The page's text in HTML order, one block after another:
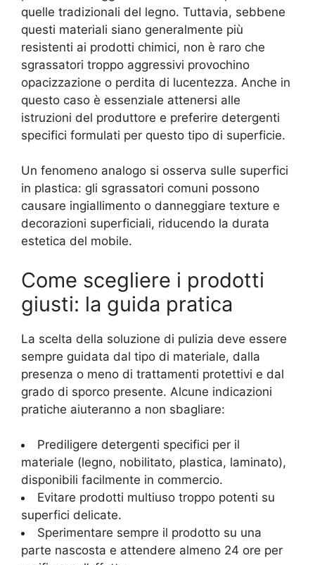
quelle tradizionali del legno. Tuttavia, sebbene
questi materiali siano generalmente più
resistenti ai prodotti chimici, non è raro che
sgrassatori troppo aggressivi provochino
opacizzazione o perdita di lucentezza. Anche in
questo caso è essenziale attenersi alle
istruzioni del produttore e preferire detergenti
specifici formulati per questo tipo di superficie.
Un fenomeno analogo si osserva sulle superfici
in plastica: gli sgrassatori comuni possono
causare ingiallimento o danneggiare texture e
decorazioni superficiali, riducendo la durata
estetica del mobile.
Come scegliere i prodotti
giusti: la guida pratica
La scelta della soluzione di pulizia deve essere
sempre guidata dal tipo di materiale, dalla
presenza o meno di trattamenti protettivi e dal
grado di sporco presente. Alcune indicazioni
pratiche aiuteranno a non sbagliare:
Prediligere detergenti specifici per il
materiale (legno, nobilitato, plastica, laminato),
disponibili facilmente in commercio.
Evitare prodotti multiuso troppo potenti su
superfici delicate.
Sperimentare sempre il prodotto su una
parte nascosta e attendere almeno 24 ore per